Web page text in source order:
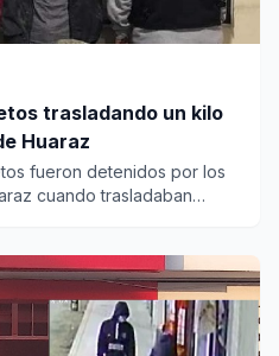
trasladando un kilo
Huaraz
fueron detenidos por los
cuando trasladaban